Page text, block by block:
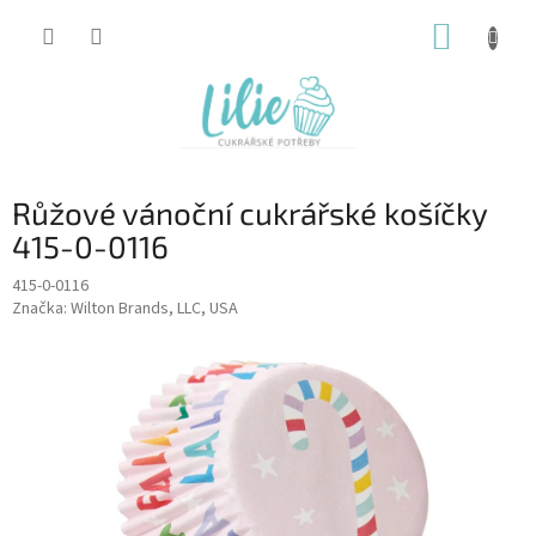
Růžové vánoční cukrářské košíčky
415-0-0116
415-0-0116
Značka: Wilton Brands, LLC, USA